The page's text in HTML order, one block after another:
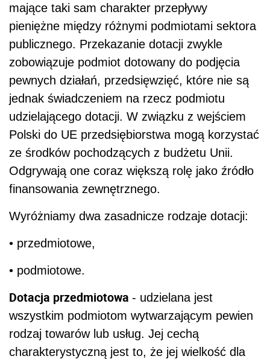
mające taki sam charakter przepływy
pieniężne między różnymi podmiotami sektora
publicznego. Przekazanie dotacji zwykle
zobowiązuje podmiot dotowany do podjęcia
pewnych działań, przedsięwzięć, które nie są
jednak świadczeniem na rzecz podmiotu
udzielającego dotacji. W związku z wejściem
Polski do UE przedsiębiorstwa mogą korzystać
ze środków pochodzących z budżetu Unii.
Odgrywają one coraz większą rolę jako źródło
finansowania zewnętrznego.
Wyróżniamy dwa zasadnicze rodzaje dotacji:
• przedmiotowe,
• podmiotowe.
Dotacja przedmiotowa - udzielana jest
wszystkim podmiotom wytwarzającym pewien
rodzaj towarów lub usług. Jej cechą
charakterystyczną jest to, że jej wielkość dla